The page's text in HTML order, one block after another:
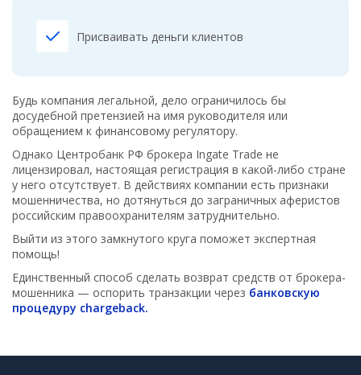
Присваивать деньги клиентов
Будь компания легальной, дело ограничилось бы
досудебной претензией на имя руководителя или
обращением к финансовому регулятору.
Однако Центробанк РФ брокера Ingate Trade не
лицензировал, настоящая регистрация в какой-либо стране
у него отсутствует. В действиях компании есть признаки
мошенничества, но дотянуться до заграничных аферистов
российским правоохранителям затруднительно.
Выйти из этого замкнутого круга поможет экспертная
помощь!
Единственный способ сделать возврат средств от брокера-
мошенника — оспорить транзакции через банковскую
процедуру chargeback.